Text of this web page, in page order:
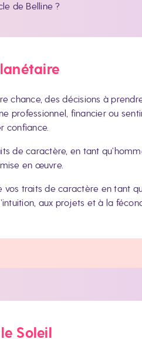
de Belline ?
chance, des décisions à
professionnel, financier ou
confiance.
de caractère, en tant
en œuvre.
vos traits de caractère en tant
aux projets et à la
Soleil